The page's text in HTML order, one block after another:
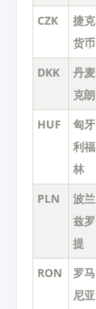
CZK
捷克
货币
DKK
丹麦
克朗
HUF
匈牙
利福
林
PLN
波兰
兹罗
提
RON
罗马
尼亚